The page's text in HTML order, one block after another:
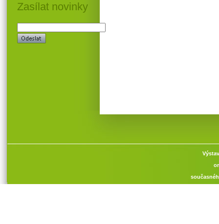
Zasílat novinky